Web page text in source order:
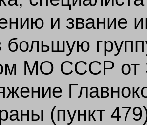
и звание
большую
МО СССР от
(пункт